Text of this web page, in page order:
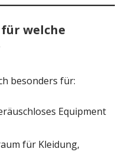
welche
besonders für:
Equipment
für Kleidung,